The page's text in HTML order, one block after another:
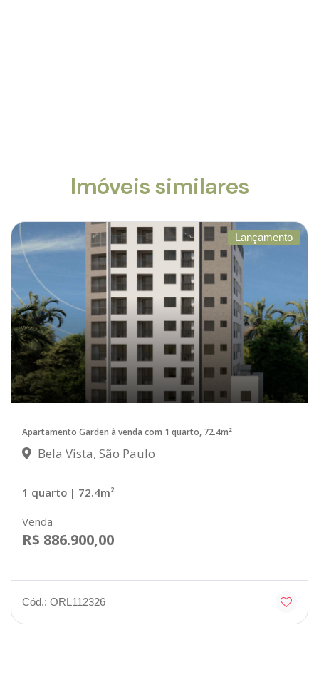
Imóveis similares
Lançamento
Apartamento Garden à venda com 1 quarto, 72.4m²
Bela Vista, São Paulo
1 quarto | 72.4m²
Venda
R$ 886.900,00
Cód.: ORL112326